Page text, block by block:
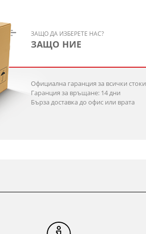
ЗАЩО ДА ИЗБЕРЕТЕ НАС?
ЗАЩО НИЕ
Официална гаранция за всички стоки
Гаранция за връщане: 14 дни
Бърза доставка до офис или врата